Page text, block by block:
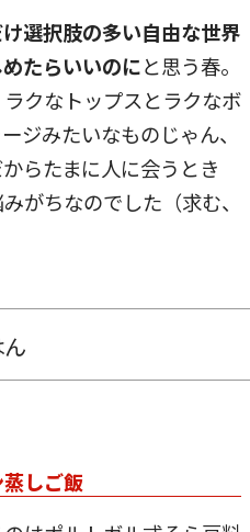
選択肢の多い自由な世界
たらいいのにと思う春。
クなトップスとラクなボ
ジみたいなものじゃん、
らたまに人に会うとき
がちなのでした（求む、
しご飯